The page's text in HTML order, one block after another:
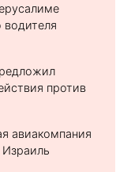
водителя
против
авиакомпания
Израиль